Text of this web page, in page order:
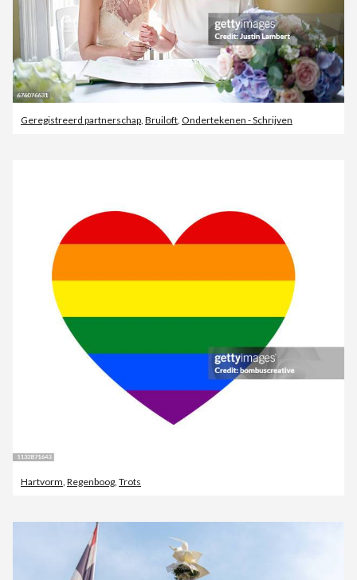
Geregistreerd partnerschap, Bruiloft, Ondertekenen - Schrijven
Hartvorm, Regenboog, Trots